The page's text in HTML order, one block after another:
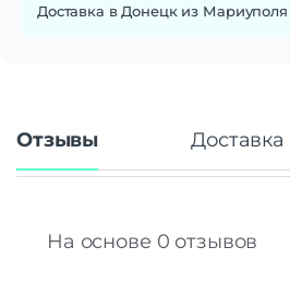
Доставка в Донецк из
Отзывы Доставка
На основе 0 отзывов